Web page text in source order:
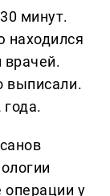
минут.
выписали.
у